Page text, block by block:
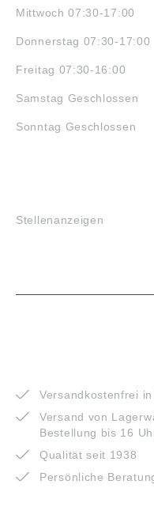
Mittwoch 07:30-17:00
Donnerstag 07:30-17:00
Freitag 07:30-16:00
Samstag Geschlossen
Sonntag Geschlossen
Stellenanzeigen
Versandkostenfrei
Versand von
Bestellung bis 16
Qualität seit 1938
Persönliche